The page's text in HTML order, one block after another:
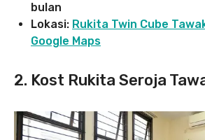
bulan
Lokasi: Rukita Twin Cube
Google Maps
2. Kost Rukita Seroja